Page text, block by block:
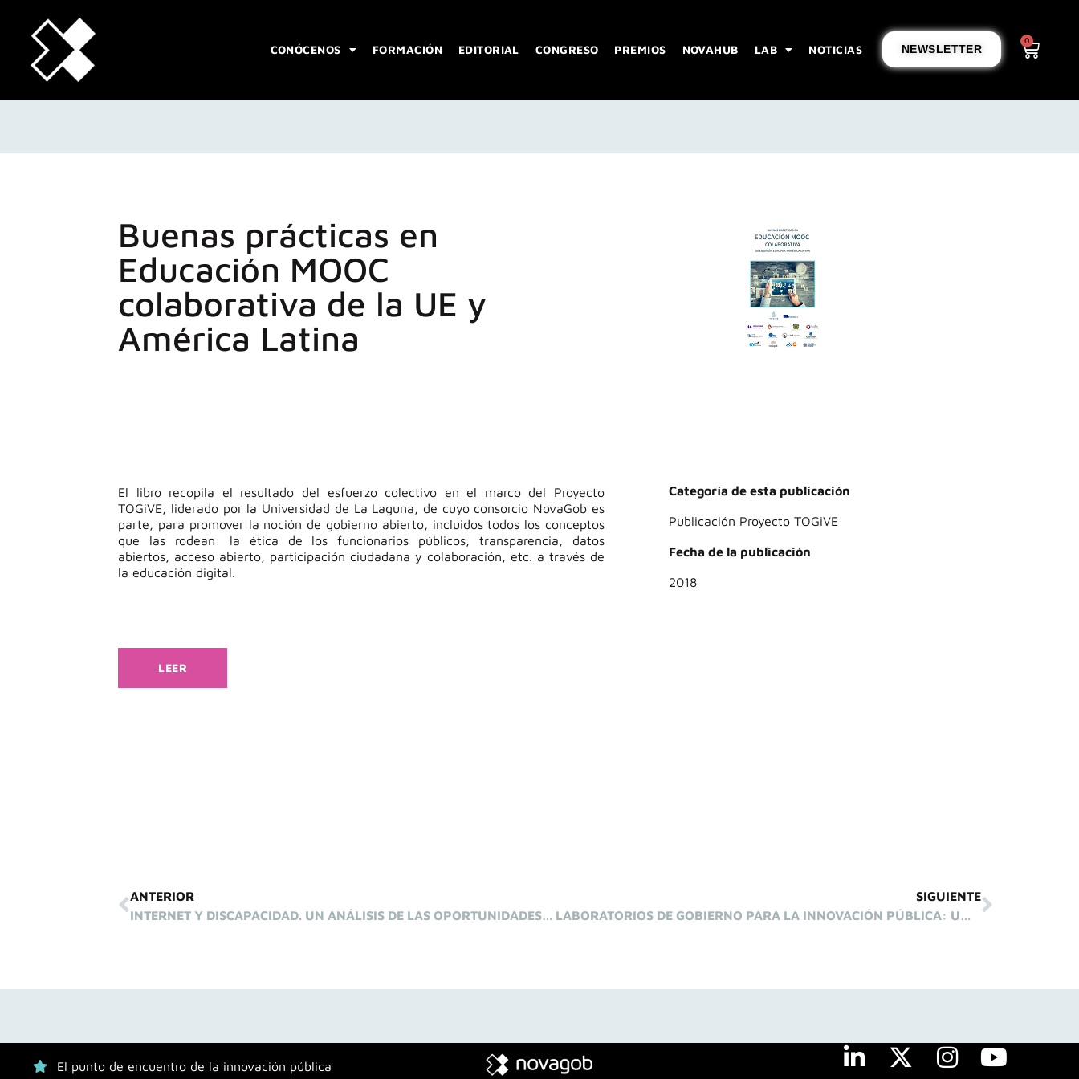
CONÓCENOS FORMACIÓN EDITORIAL CONGRESO PREMIOS NOVAHUB LAB NOTICIAS NEWSLETTER
0
Buenas prácticas en
Educación MOOC
colaborativa de la UE y
América Latina
El libro recopila el resultado del esfuerzo colectivo en el marco del Proyecto
TOGiVE, liderado por la Universidad de La Laguna, de cuyo consorcio NovaGob es
parte, para promover la noción de gobierno abierto, incluidos todos los conceptos
que las rodean: la ética de los funcionarios públicos, transparencia, datos
abiertos, acceso abierto, participación ciudadana y colaboración, etc. a través de
la educación digital.
LEER
Categoría de esta publicación
Publicación Proyecto TOGiVE
Fecha de la publicación
2018
ANTERIOR
INTERNET Y DISCAPACIDAD. UN ANÁLISIS DE LAS OPORTUNIDADES Y DE LOS DESAFÍOS DE LAS REDES SOCIALES DIGITALES EN EL ÁMBITO DE LA DISCAPACIDAD
SIGUIENTE
LABORATORIOS DE GOBIERNO PARA LA INNOVACIÓN PÚBLICA: UN ESTUDIO COMPARADO DE LAS EXPERIENCIAS AMERICANAS Y EUROPEAS
El punto de encuentro de la innovación pública